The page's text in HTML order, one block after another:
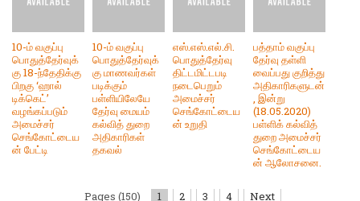
10-ம் வகுப்பு
பொதுத்தேர்வுக்
கு 18-ந்தேதிக்கு
பிறகு ‘ஹால்
டிக்கெட்’
வழங்கப்படும்
அமைச்சர்
செங்கோட்டைய
ன் பேட்டி
10-ம் வகுப்பு
பொதுத்தேர்வுக்
கு​ மாணவர்கள்
படிக்கும்
பள்ளியிலேயே
தேர்வு மையம்​​
கல்வித் துறை
அதிகாரிகள்
தகவல்
எஸ்.எஸ்.எல்.சி.
பொதுத்தேர்வு
திட்டமிட்டபடி
நடைபெறும்
அமைச்சர்
செங்கோட்டைய
ன் உறுதி
பத்தாம் வகுப்பு
தேர்வு தள்ளி
வைப்பது குறித்து
அதிகாரிகளுடன்
, இன்று
(18.05.2020)
பள்ளிக் கல்வித்
துறை அமைச்சர்
செங்கோட்டைய
ன் ஆலோசனை.
Pages (150) 1 2 3 4 Next